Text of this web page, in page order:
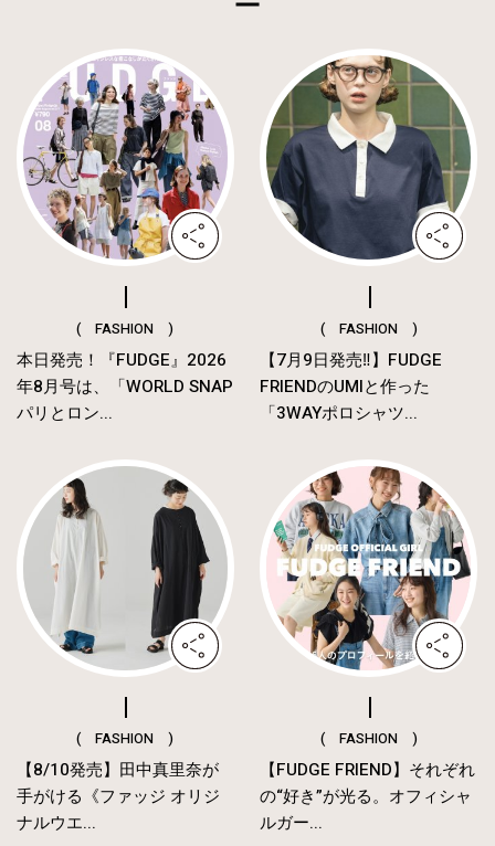
( FASHION )
本日発売！『FUDGE』2026
年8月号は、「WORLD SNAP
パリとロン...
( FASHION )
【7月9日発売‼︎】FUDGE
FRIENDのUMIと作った
「3WAYポロシャツ...
( FASHION )
【8/10発売】田中真里奈が
手がける《ファッジ オリジ
ナルウエ...
( FASHION )
【FUDGE FRIEND】それぞれ
の“好き”が光る。オフィシャ
ルガー...